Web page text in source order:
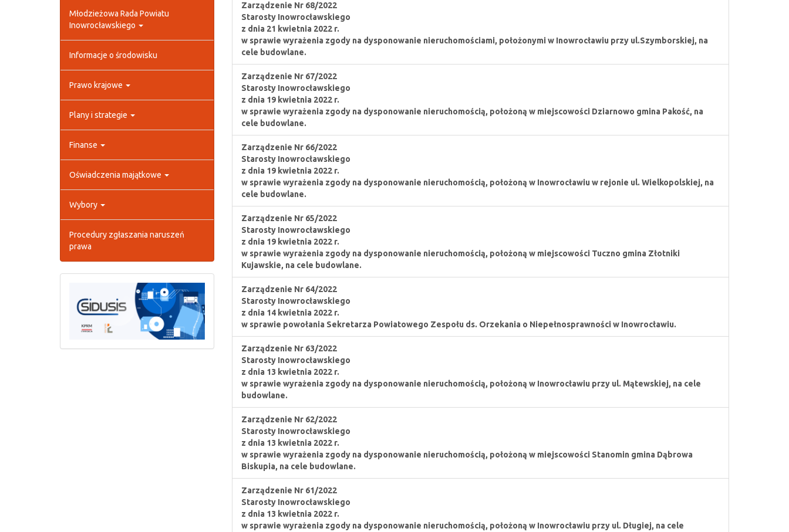
Młodzieżowa Rada Powiatu
Inowrocławskiego
Informacje o środowisku
Prawo krajowe
Plany i strategie
Finanse
Oświadczenia majątkowe
Wybory
Procedury zgłaszania naruszeń
prawa
Zarządzenie Nr 68/2022
Starosty Inowrocławskiego
z dnia 21 kwietnia 2022 r.
w sprawie wyrażenia zgody na dysponowanie nieruchomościami, położonymi w Inowrocławiu przy ul.Szymborskiej, na
cele budowlane.
Zarządzenie Nr 67/2022
Starosty Inowrocławskiego
z dnia 19 kwietnia 2022 r.
w sprawie wyrażenia zgody na dysponowanie nieruchomością, położoną w miejscowości Dziarnowo gmina Pakość, na
cele budowlane.
Zarządzenie Nr 66/2022
Starosty Inowrocławskiego
z dnia 19 kwietnia 2022 r.
w sprawie wyrażenia zgody na dysponowanie nieruchomością, położoną w Inowrocławiu w rejonie ul. Wielkopolskiej, na
cele budowlane.
Zarządzenie Nr 65/2022
Starosty Inowrocławskiego
z dnia 19 kwietnia 2022 r.
w sprawie wyrażenia zgody na dysponowanie nieruchomością, położoną w miejscowości Tuczno gmina Złotniki
Kujawskie, na cele budowlane.
Zarządzenie Nr 64/2022
Starosty Inowrocławskiego
z dnia 14 kwietnia 2022 r.
w sprawie powołania Sekretarza Powiatowego Zespołu ds. Orzekania o Niepełnosprawności w Inowrocławiu.
Zarządzenie Nr 63/2022
Starosty Inowrocławskiego
z dnia 13 kwietnia 2022 r.
w sprawie wyrażenia zgody na dysponowanie nieruchomością, położoną w Inowrocławiu przy ul. Mątewskiej, na cele
budowlane.
Zarządzenie Nr 62/2022
Starosty Inowrocławskiego
z dnia 13 kwietnia 2022 r.
w sprawie wyrażenia zgody na dysponowanie nieruchomością, położoną w miejscowości Stanomin gmina Dąbrowa
Biskupia, na cele budowlane.
Zarządzenie Nr 61/2022
Starosty Inowrocławskiego
z dnia 13 kwietnia 2022 r.
w sprawie wyrażenia zgody na dysponowanie nieruchomością, położoną w Inowrocławiu przy ul. Długiej, na cele